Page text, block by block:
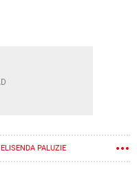
ELISENDA PALUZIE